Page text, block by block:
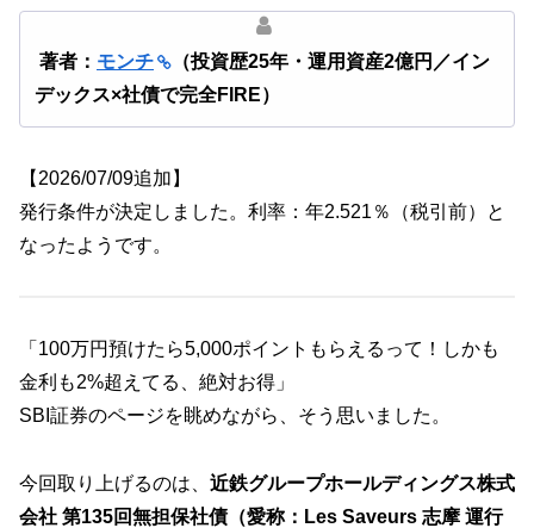
著者： モンチ
（投資歴25年・運用資産2億円／イン
デックス×社債で完全FIRE）
【2026/07/09追加】
発行条件が決定しました。利率：年2.521％（税引前）と
なったようです。
「100万円預けたら5,000ポイントもらえるって！しかも
金利も2%超えてる、絶対お得」
SBI証券のページを眺めながら、そう思いました。
今回取り上げるのは、 近鉄グループホールディングス株式
会社 第135回無担保社債（愛称：Les Saveurs 志摩 運行